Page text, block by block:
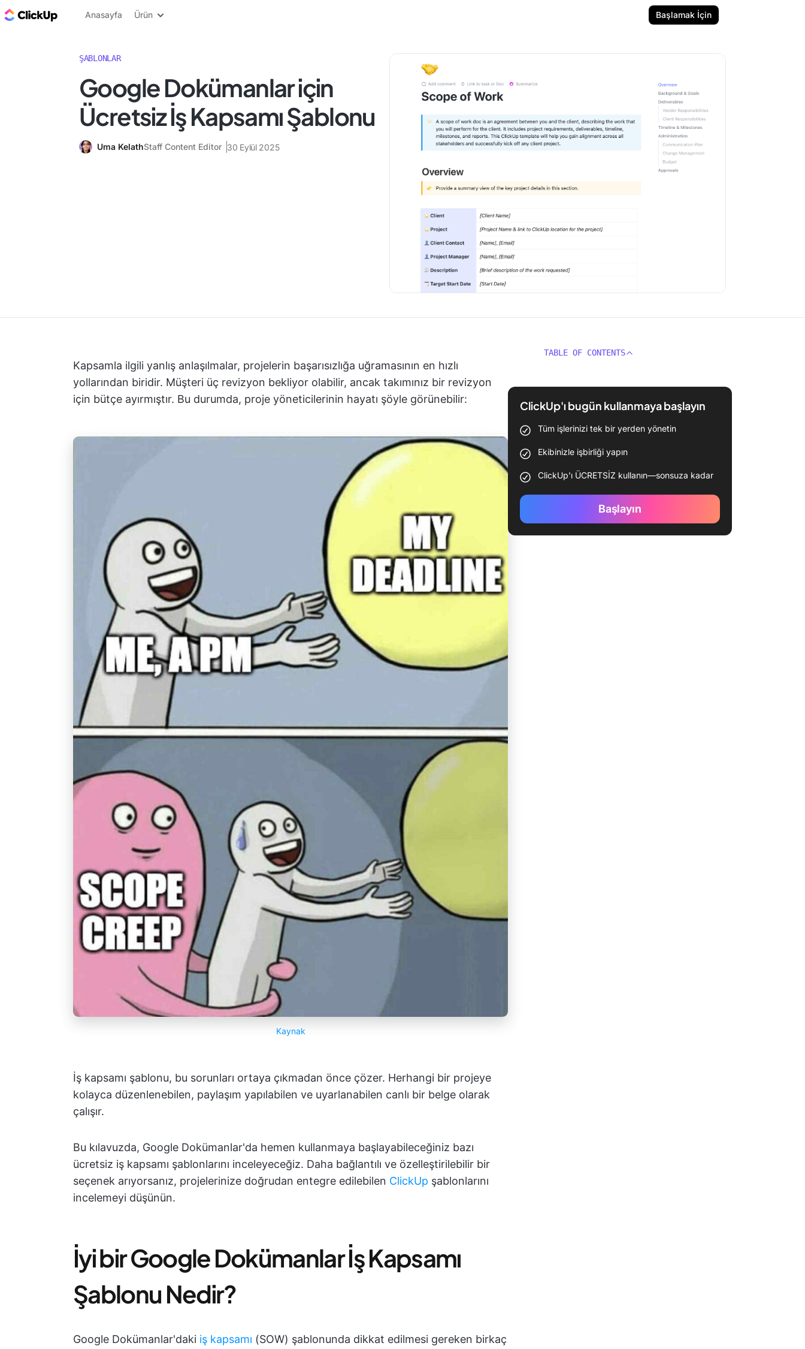
ClickUp Blog
Anasayfa Ürün Başlamak İçin
ŞABLONLAR
Google Dokümanlar için
Ücretsiz İş Kapsamı Şablonu
Uma KelathStaff Content Editor 30 Eylül 2025
Kapsamla ilgili yanlış anlaşılmalar, projelerin başarısızlığa uğramasının en hızlı
yollarından biridir. Müşteri üç revizyon bekliyor olabilir, ancak takımınız bir revizyon
için bütçe ayırmıştır. Bu durumda, proje yöneticilerinin hayatı şöyle görünebilir:
Kaynak
İş kapsamı şablonu, bu sorunları ortaya çıkmadan önce çözer. Herhangi bir projeye
kolayca düzenlenebilen, paylaşım yapılabilen ve uyarlanabilen canlı bir belge olarak
çalışır.
Bu kılavuzda, Google Dokümanlar'da hemen kullanmaya başlayabileceğiniz bazı
ücretsiz iş kapsamı şablonlarını inceleyeceğiz. Daha bağlantılı ve özelleştirilebilir bir
seçenek arıyorsanız, projelerinize doğrudan entegre edilebilen ClickUp şablonlarını
incelemeyi düşünün.
İyi bir Google Dokümanlar İş Kapsamı
Şablonu Nedir?
Google Dokümanlar'daki iş kapsamı (SOW) şablonunda dikkat edilmesi gereken birkaç
TABLE OF CONTENTS
ClickUp'ı bugün kullanmaya başlayın
Tüm işlerinizi tek bir yerden yönetin
Ekibinizle işbirliği yapın
ClickUp'ı ÜCRETSİZ kullanın—sonsuza kadar
Başlayın